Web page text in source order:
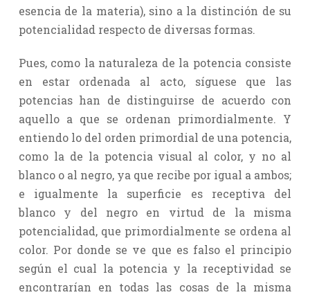
esencia de la materia), sino a la distinción de su
potencialidad respecto de diversas formas.
Pues, como la naturaleza de la potencia consiste
en estar ordenada al acto, síguese que las
potencias han de distinguirse de acuerdo con
aquello a que se ordenan primordialmente. Y
entiendo lo del orden primordial de una potencia,
como la de la potencia visual al color, y no al
blanco o al negro, ya que recibe por igual a ambos;
e igualmente la superficie es receptiva del
blanco y del negro en virtud de la misma
potencialidad, que primordialmente se ordena al
color. Por donde se ve que es falso el principio
según el cual la potencia y la receptividad se
encontrarían en todas las cosas de la misma